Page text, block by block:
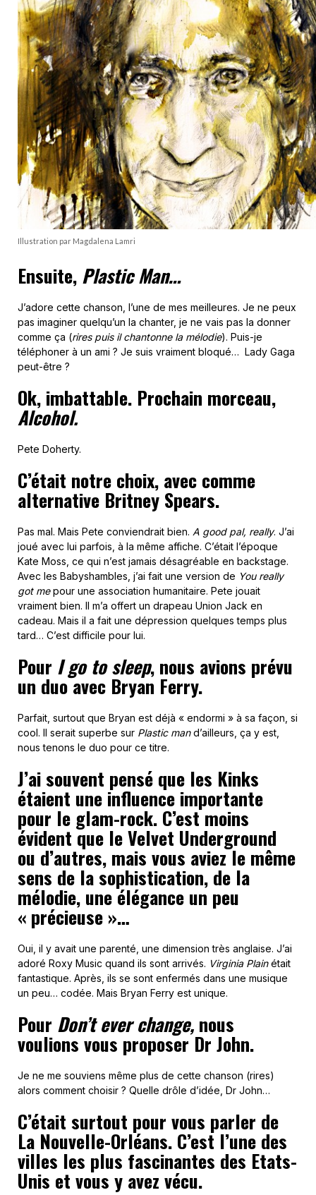
Illustration par Magdalena Lamri
Ensuite, Plastic Man…
J’adore cette chanson, l’une de mes meilleures. Je ne peux
pas imaginer quelqu’un la chanter, je ne vais pas la donner
comme ça (rires puis il chantonne la mélodie). Puis-je
téléphoner à un ami ? Je suis vraiment bloqué… Lady Gaga
peut-être ?
Ok, imbattable. Prochain morceau,
Alcohol.
Pete Doherty.
C’était notre choix, avec comme
alternative Britney Spears.
Pas mal. Mais Pete conviendrait bien. A good pal, really. J’ai
joué avec lui parfois, à la même affiche. C’était l’époque
Kate Moss, ce qui n’est jamais désagréable en backstage.
Avec les Babyshambles, j’ai fait une version de You really
got mepour une association humanitaire. Pete jouait
vraiment bien. Il m’a offert un drapeau Union Jack en
cadeau. Mais il a fait une dépression quelques temps plus
tard… C’est difficile pour lui.
Pour I go to sleep, nous avions prévu
un duo avec Bryan Ferry.
Parfait, surtout que Bryan est déjà « endormi » à sa façon, si
cool. Il serait superbe sur Plastic mand’ailleurs, ça y est,
nous tenons le duo pour ce titre.
J’ai souvent pensé que les Kinks
étaient une influence importante
pour le glam-rock. C’est moins
évident que le Velvet Underground
ou d’autres, mais vous aviez le même
sens de la sophistication, de la
mélodie, une élégance un peu
« précieuse »…
Oui, il y avait une parenté, une dimension très anglaise. J’ai
adoré Roxy Music quand ils sont arrivés. Virginia Plainétait
fantastique. Après, ils se sont enfermés dans une musique
un peu… codée. Mais Bryan Ferry est unique.
Pour Don’t ever change, nous
voulions vous proposer Dr John.
Je ne me souviens même plus de cette chanson (rires)
alors comment choisir ? Quelle drôle d’idée, Dr John…
C’était surtout pour vous parler de
La Nouvelle-Orléans. C’est l’une des
villes les plus fascinantes des Etats-
Unis et vous y avez vécu.